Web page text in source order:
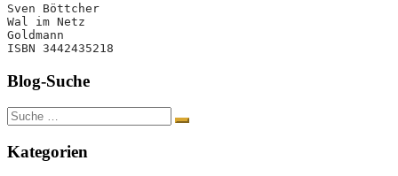
Sven Böttcher
Wal im Netz
Goldmann
ISBN 3442435218
Blog-Suche
Suche
nach:
Kategorien